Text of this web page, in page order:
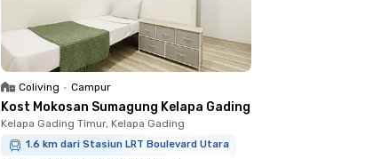
Coliving • Campur
Kost Mokosan Sumagung Kelapa Gading
Kelapa Gading Timur, Kelapa Gading
1.6 km dari Stasiun LRT Boulevard Utara